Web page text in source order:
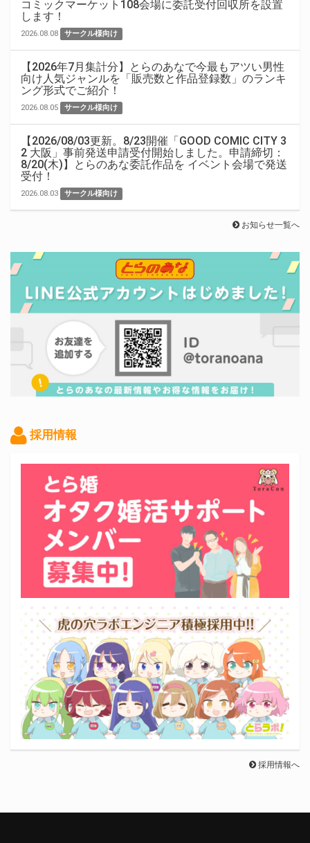
コミックマーケット108会場に委託受付回収所を設置
します！
2026.08.08 サークル様向け
【2026年7月集計分】とらのあなで今最もアツい男性
向け人気ジャンルを「販売数と作品登録数」のランキ
ング形式でご紹介！
2026.08.05 サークル様向け
【2026/08/03更新。8/23開催「GOOD COMIC CITY 3
2 大阪」事前発送申請受付開始しました。申請締切：
8/20(木)】とらのあな委託作品を イベント会場で発送
受付！
2026.08.03 サークル様向け
お知らせ一覧へ
採用情報
採用情報へ